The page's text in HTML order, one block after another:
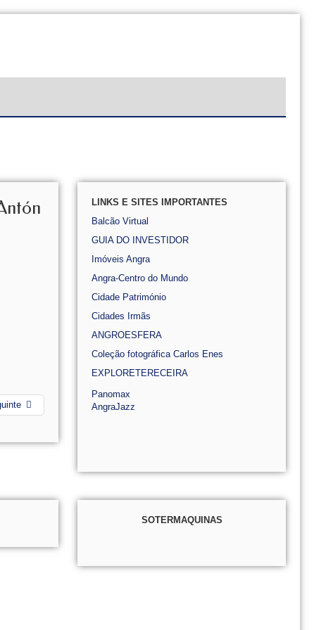
LINKS E SITES IMPORTANTES
Balcão Virtual
GUIA DO INVESTIDOR
Imóveis Angra
Angra-Centro do Mundo
Cidade Património
Cidades Irmãs
ANGROESFERA
Coleção fotográfica Carlos Enes
EXPLORETERECEIRA
Panomax
AngraJazz
SOTERMAQUINAS